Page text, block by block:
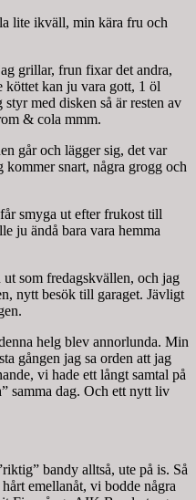
lite ikväll, min kära fru och
grillar, frun fixar det andra,
kan ju vara gott, 1 öl
med disken så är resten av
& cola mmm.
går och lägger sig, det var
kommer snart, några grogg och
smyga ut efter frukost till
ju ändå bara vara hemma
som fredagskvällen, och jag
nytt besök till garaget. Jävligt
helg blev annorlunda. Min
gången jag sa orden att jag
vi hade ett långt samtal på
samma dag. Och ett nytt liv
bandy alltså, ute på is. Så
emellanåt, vi bodde några